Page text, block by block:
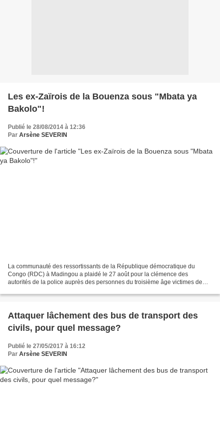
Les ex-Zaïrois de la Bouenza sous "Mbata ya
Bakolo"!
Publié le 28/08/2014 à 12:36
Par Arsène SEVERIN
La communauté des ressortissants de la République démocratique du
Congo (RDC) à Madingou a plaidé le 27 août pour la clémence des
autorités de la police auprès des personnes du troisième âge victimes de
Attaquer lâchement des bus de transport des
civils, pour quel message?
Publié le 27/05/2017 à 16:12
Par Arsène SEVERIN